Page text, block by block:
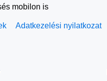
mobilon is
Adatkezelési nyilatkozat